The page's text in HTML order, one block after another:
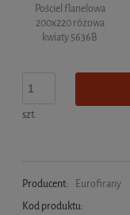
Pościel flanelowa
200x220 różowa
kwiaty 5636B
szt.
Producent:
Eurofirany
Kod produktu: